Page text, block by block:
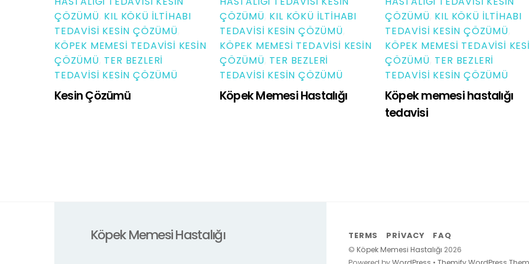
ÇÖZÜMÜ KIL KÖKÜ İLTIHABI
TEDAVISI KESIN ÇÖZÜMÜ
KÖPEK MEMESI TEDAVISI KESIN
ÇÖZÜMÜ TER BEZLERI
TEDAVISI KESIN ÇÖZÜMÜ
Kesin Çözümü
ÇÖZÜMÜ KIL KÖKÜ İLTIHABI
TEDAVISI KESIN ÇÖZÜMÜ
KÖPEK MEMESI TEDAVISI KESIN
ÇÖZÜMÜ TER BEZLERI
TEDAVISI KESIN ÇÖZÜMÜ
Köpek Memesi Hastalığı
ÇÖZÜMÜ KIL KÖKÜ İLTIHABI
TEDAVISI KESIN ÇÖZÜMÜ
KÖPEK MEMESI TEDAVISI
ÇÖZÜMÜ TER BEZLERI
TEDAVISI KESIN ÇÖZÜMÜ
Köpek memesi hastalığı
tedavisi
Köpek Memesi Hastalığı TERMS PRIVACY FAQ
©Köpek Memesi Hastalığı 2026